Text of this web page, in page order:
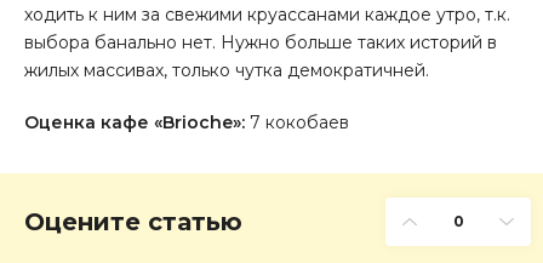
ходить к ним за свежими круассанами каждое утро, т.к.
выбора банально нет. Нужно больше таких историй в
жилых массивах, только чутка демократичней.
Оценка кафе «Brioche»: 7 кокобаев
Оцените статью 0